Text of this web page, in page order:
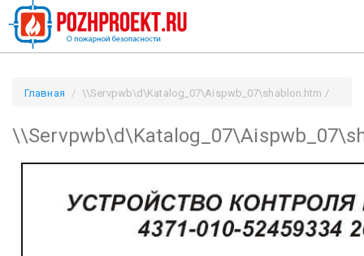
Главная
\\Servpwb\d\Katalog_07\Aispwb_07\shablon.htm /